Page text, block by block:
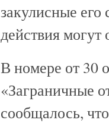
закулисные
действия могут
В номере от 30
«Заграничные
сообщалось,